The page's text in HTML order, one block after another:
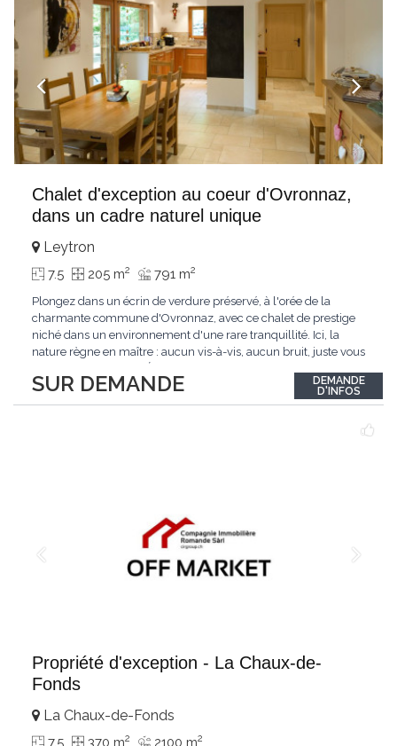
Chalet d'exception au coeur d'Ovronnaz,
dans un cadre naturel unique
SUR DEMANDE
Leytron
7.5 205 m2 791 m2
Plongez dans un écrin de verdure préservé, à l'orée de la
charmante commune d'Ovronnaz, avec ce chalet de prestige
niché dans un environnement d'une rare tranquillité. Ici, la
nature règne en maître : aucun vis-à-vis, aucun bruit, juste vous
par ses finitions de très haut standing et ses matériaux nobles.
Le bois de mélèze...
DEMANDE
D'INFOS
Propriété d'exception - La Chaux-de-
Fonds
La Chaux-de-Fonds
7.5 370 m2 2100 m2